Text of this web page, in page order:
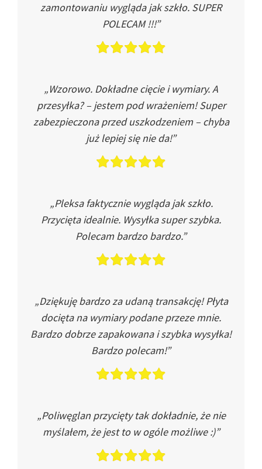
zamontowaniu wygląda jak szkło. SUPER
POLECAM !!!”
„Wzorowo. Dokładne cięcie i wymiary. A
przesyłka? – jestem pod wrażeniem! Super
zabezpieczona przed uszkodzeniem – chyba
już lepiej się nie da!”
„Pleksa faktycznie wygląda jak szkło.
Przycięta idealnie. Wysyłka super szybka.
Polecam bardzo bardzo.”
„Dziękuję bardzo za udaną transakcję! Płyta
docięta na wymiary podane przeze mnie.
Bardzo dobrze zapakowana i szybka wysyłka!
Bardzo polecam!”
„Poliwęglan przycięty tak dokładnie, że nie
myślałem, że jest to w ogóle możliwe :)”